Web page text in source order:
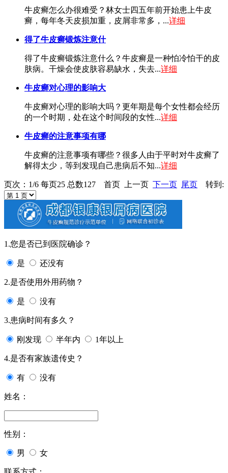
牛皮癣怎么办很难受？林女士四五年前开始患上牛皮
癣，每年冬天皮损加重，皮屑非常多，...详细
得了牛皮癣锻炼注意什
得了牛皮癣锻炼注意什么？牛皮癣是一种怕冷怕干的皮
肤病。干燥会使皮肤容易缺水，失去...详细
牛皮癣对心理的影响大
牛皮癣对心理的影响大吗？更年期是每个女性都会经历
的一个时期，处在这个时间段的女性...详细
牛皮癣的注意事项有哪
牛皮癣的注意事项有哪些？很多人由于平时对牛皮癣了
解得太少，等到发现自己患病后不知...详细
页次：1/6 每页25 总数127 首页 上一页 下一页 尾页 转到:
1.您是否已到医院确诊？
是 还没有
2.是否使用外用药物？
是 没有
3.患病时间有多久？
刚发现 半年内 1年以上
4.是否有家族遗传史？
有 没有
姓名：
性别：
男 女